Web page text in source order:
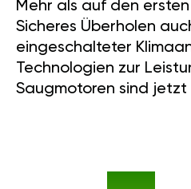
Mehr als auf den
Sicheres Überholen
eingeschalteter
Technologien zur
Saugmotoren sind jetzt